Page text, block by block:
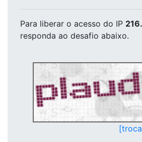
Para liberar o acesso do IP
responda ao desafio abaixo.